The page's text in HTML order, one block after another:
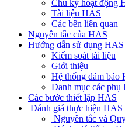
Chu kỳ hoạt động
Tài liệu HAS
Các bên liên quan
Nguyên tắc của HAS
Hướng dẫn sử dụng HAS
Kiểm soát tài liệu
Giới thiệu
Hệ thống đảm bảo
Danh mục các phụ
Các bước thiết lập HAS
Đánh giá thực hiện HAS
Nguyên tắc và